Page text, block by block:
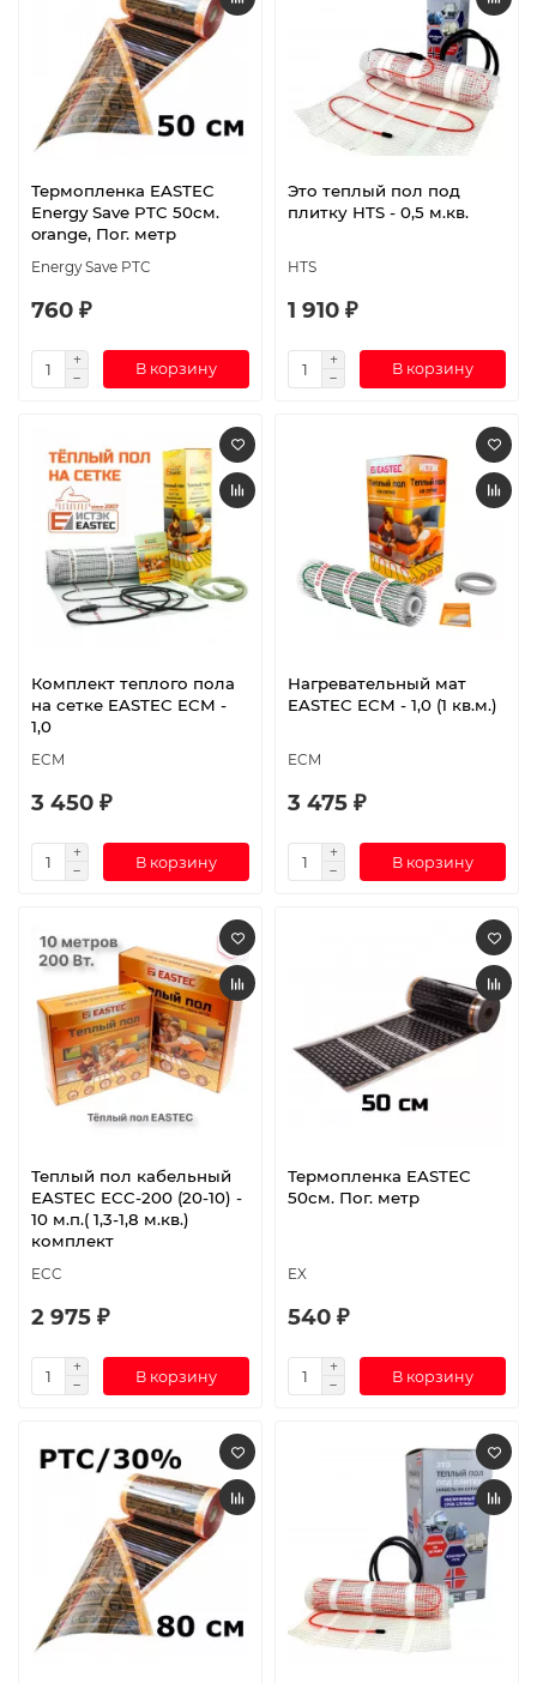
Термопленка EASTEC
Energy Save PTC 50см.
orange, Пог. метр
Energy Save PTC
760 ₽
В корзину
Это теплый пол под
плитку HTS - 0,5 м.кв.
HTS
1 910 ₽
В корзину
Комплект теплого пола
на сетке EASTEC ECM -
1,0
ECM
3 450 ₽
В корзину
Нагревательный мат
EASTEC ECM - 1,0 (1 кв.м.)
ECM
3 475 ₽
В корзину
Теплый пол кабельный
EASTEC ECC-200 (20-10) -
10 м.п.( 1,3-1,8 м.кв.)
комплект
ECC
2 975 ₽
В корзину
Термопленка EASTEC
50см. Пог. метр
EX
540 ₽
В корзину